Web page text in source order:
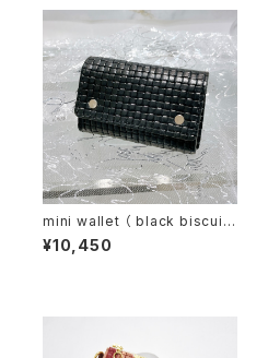
mini wallet （ black biscuit
）
¥10,450